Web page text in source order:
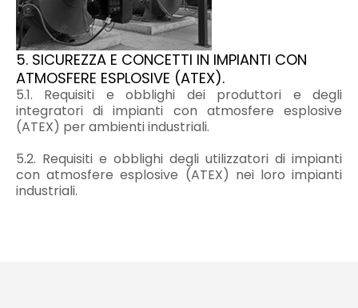
5. SICUREZZA E CONCETTI IN IMPIANTI CON
ATMOSFERE ESPLOSIVE (ATEX).
5.1. Requisiti e obblighi dei produttori e degli
integratori di impianti con atmosfere esplosive
(ATEX) per ambienti industriali.
5.2. Requisiti e obblighi degli utilizzatori di impianti
con atmosfere esplosive (ATEX) nei loro impianti
industriali.